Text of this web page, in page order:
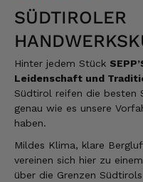
SÜDTIROLER
Hinter jedem Stück
Leidenschaft und
Südtirol reifen die besten
genau wie es unsere
haben.
Mildes Klima, klare
vereinen sich hier zu
über die Grenzen